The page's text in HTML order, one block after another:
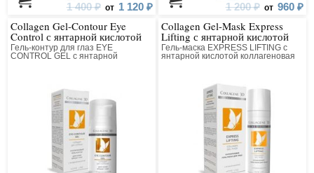
1 400 ₽ от 1 120 ₽ 1 200 ₽ от 960 ₽
Collagen Gel-Contour Eye
Control с янтарной кислотой
Гель-контур для глаз EYE
CONTROL GEL с янтарной
Collagen Gel-Mask Express
Lifting с янтарной кислотой
Гель-маска EXPRESS LIFTING с
янтарной кислотой коллагеновая